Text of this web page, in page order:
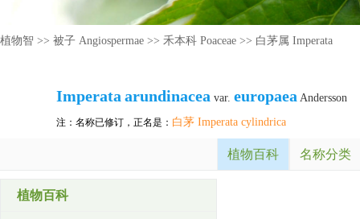
植物智 >> 被子 Angiospermae >> 禾本科 Poaceae >> 白茅属 Imperata
Imperata arundinacea var. europaea Andersson
注：名称已修订，正名是： 白茅 Imperata cylindrica
植物百科 名称分类
植物百科